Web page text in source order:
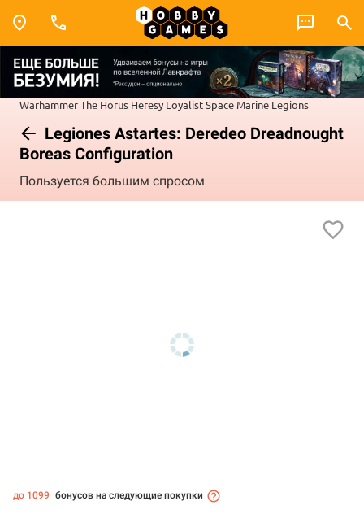
WarhammerThe Horus Heresy Loyalist Space Marine Legions
Legiones Astartes: Deredeo Dreadnought
Boreas Configuration
Пользуется большим спросом
до 1099 бонусов на следующие покупки